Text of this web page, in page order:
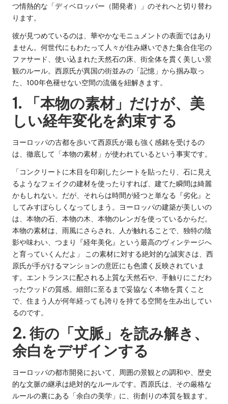
つ情熱的な「ディベロッパー（開発者）」のそれへと切り替わ
ります。
彼が見つめているのは、華やかなモニュメントの表面ではあり
ません。何世代にもわたって人々が住み継いできた集合住宅の
ファサード、使い込まれた天然石の床、街全体を貫く美しい景
観のルール。西原氏が異国の街並みの「記憶」から掴み取っ
た、100年色褪せない空間の流儀を紐解きます。
1. 「本物の素材」だけが、美
しい経年変化を約束する
ヨーロッパの古都を歩いて西原氏が最も強く感銘を受けるの
は、徹底して「本物の素材」が使われているという事実です。
「コンクリートに木目を印刷したシートを貼ったり、石に見え
るようなフェイクの建材を使ったりすれば、建てた瞬間は綺麗
かもしれない。だが、それらは時間が経つと単なる『劣化』と
してみすぼらしくなってしまう。ヨーロッパの建築が美しいの
は、本物の石、本物の木、本物のレンガを使っているからだ。
本物の素材は、雨風にさらされ、人が触れることで、独特の陰
影や味わい、つまり『経年美化』という最高のヴィンテージへ
と育っていくんだよ」 この素材に対する絶対的な誠実さは、西
原氏が手がけるマンションの意匠にも色濃く反映されていま
す。エントランスに配される上質な天然石や、手触りにこだわ
ったウッドの質感。細部に至るまで妥協なく本物を貫くこと
で、住まう人が何年経っても誇りを持てる空間を生み出してい
るのです。
2. 街の「文脈」を読み解き、
余白をデザインする
ヨーロッパの都市開発において、周囲の景観との調和や、歴史
的な文脈の継承は絶対的なルールです。西原氏は、その厳格な
ルールの裏にある「余白の美学」に、街創りの本質を観ます。